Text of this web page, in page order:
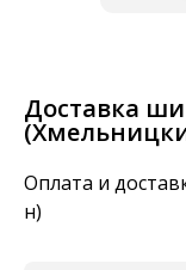
Доставка
Оплата и
н)